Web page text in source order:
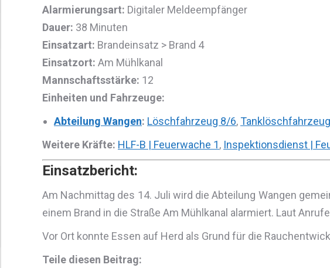
Alarmierungsart: Digitaler Meldeempfänger
Dauer: 38 Minuten
Einsatzart: Brandeinsatz > Brand 4
Einsatzort: Am Mühlkanal
Mannschaftsstärke: 12
Einheiten und Fahrzeuge:
Abteilung Wangen: Löschfahrzeug 8/6,
Weitere Kräfte: HLF-B | Feuerwache 1, Inspektionsdienst |
Einsatzbericht:
Am Nachmittag des 14. Juli wird die Abteilung Wangen
einem Brand in die Straße Am Mühlkanal alarmiert. Laut
Vor Ort konnte Essen auf Herd als Grund für die
Teile diesen Beitrag: